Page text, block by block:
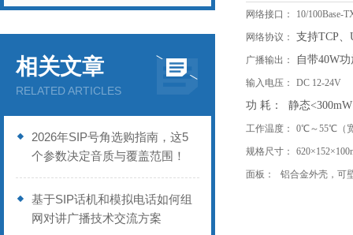
相关文章
RELATED ARTICLES
2026年SIP号角选购指南，这5
个参数决定音质与覆盖范围！
基于SIP话机和模拟电话如何组
网对讲广播技术交流方案
网络接口： 10/100Base-
网络协议： 支持TCP、
广播输出： 自带40W
输入电压： DC 12-24V
功 耗： 静态<300mW
工作温度： 0℃～55℃（
规格尺寸：
面板： 铝合金外壳，可